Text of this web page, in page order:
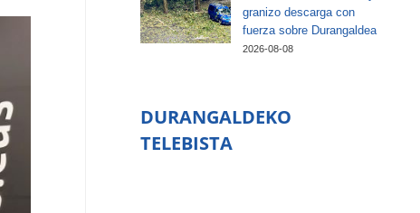
granizo descarga con
fuerza sobre Durangaldea
2026-08-08
DURANGALDEKO
TELEBISTA